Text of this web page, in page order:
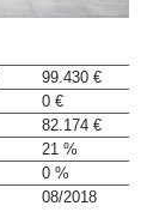
99.430 €
0 €
82.174 €
21 %
0 %
08/2018